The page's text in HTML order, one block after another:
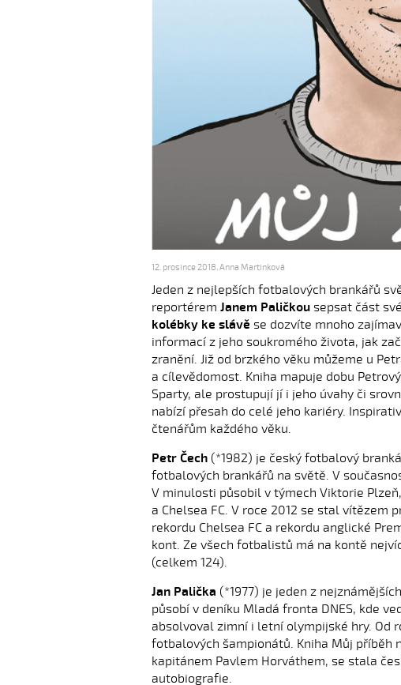
12. prosince 2018,Anna Martinková
Jeden z nejlepších fotbalových brankářů
reportérem Janem Paličkou sepsat část
kolébky ke slávě se dozvíte mnoho
informací z jeho soukromého života, jak
zranění. Již od brzkého věku můžeme u
a cílevědomost. Kniha mapuje dobu
Sparty, ale prostupují jí i jeho úvahy či
nabízí přesah do celé jeho kariéry.
čtenářům každého věku.
Petr Čech (*1982) je český fotbalový
fotbalových brankářů na světě. V
V minulosti působil v týmech Viktorie
a Chelsea FC. V roce 2012 se stal
rekordu Chelsea FC a rekordu anglické
kont. Ze všech fotbalistů má na kontě
(celkem 124).
Jan Palička (*1977) je jeden z
působí v deníku Mladá fronta DNES, kde
absolvoval zimní i letní olympijské hry. Od
fotbalových šampionátů. Kniha Můj příběh
kapitánem Pavlem Horváthem, se stala
autobiografie.